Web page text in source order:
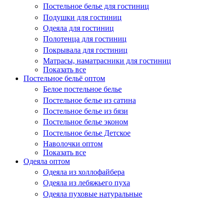
Постельное белье для гостиниц
Подушки для гостиниц
Одеяла для гостиниц
Полотенца для гостиниц
Покрывала для гостиниц
Матрасы, наматрасники для гостиниц
Показать все
Постельное бельё оптом
Белое постельное белье
Постельное белье из сатина
Постельное белье из бязи
Постельное белье эконом
Постельное белье Детское
Наволочки оптом
Показать все
Одеяла оптом
Одеяла из холлофайбера
Одеяла из лебяжьего пуха
Одеяла пуховые натуральные